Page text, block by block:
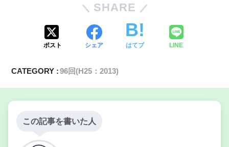
尿意を感じ
腫脹と発赤はない
SHARE
ポスト シェア はてブ LINE
CATEGORY :96回(H25：2013)
この記事を書いた人